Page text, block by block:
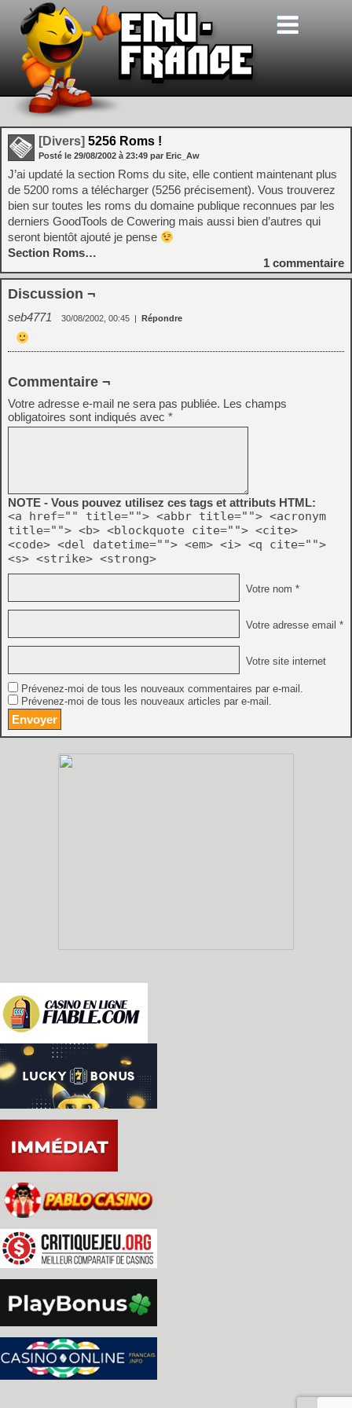
[Divers] 5256 Roms !
Posté le 29/08/2002 à 23:49 par Eric_Aw
J’ai updaté la section Roms du site, elle contient maintenant plus
de 5200 roms a télécharger (5256 précisement). Vous trouverez
bien sur toutes les roms du domaine publique reconnues par les
derniers GoodTools de Cowering mais aussi bien d’autres qui
seront bientôt ajouté je pense
Section Roms…
1 commentaire
Discussion ¬
seb4771 30/08/2002, 00:45 | Répondre
Commentaire ¬
Votre adresse e-mail ne sera pas publiée. Les champs
obligatoires sont indiqués avec *
NOTE - Vous pouvez utilisez ces tags et attributs HTML:
<a href="" title=""> <abbr title=""> <acronym
title=""> <b> <blockquote cite=""> <cite>
<code> <del datetime=""> <em> <i> <q cite="">
<s> <strike> <strong>
Votre nom *
Votre adresse email *
Votre site internet
Prévenez-moi de tous les nouveaux commentaires par e-mail.
Prévenez-moi de tous les nouveaux articles par e-mail.